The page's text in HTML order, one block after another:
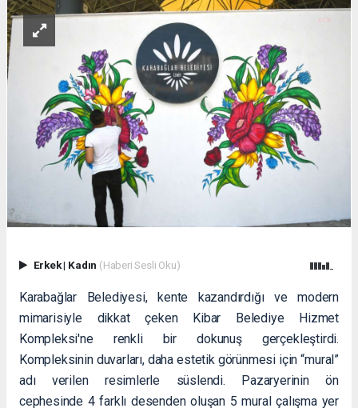
Erkek| Kadın (Haberi Sesli Oku)
Karabağlar Belediyesi, kente kazandırdığı ve modern
mimarisiyle dikkat çeken Kibar Belediye Hizmet
Kompleksi'ne renkli bir dokunuş gerçekleştirdi.
Kompleksinin duvarları, daha estetik görünmesi için “mural”
adı verilen resimlerle süslendi. Pazaryerinin ön
cephesinde 4 farklı desenden oluşan 5 mural çalışma yer